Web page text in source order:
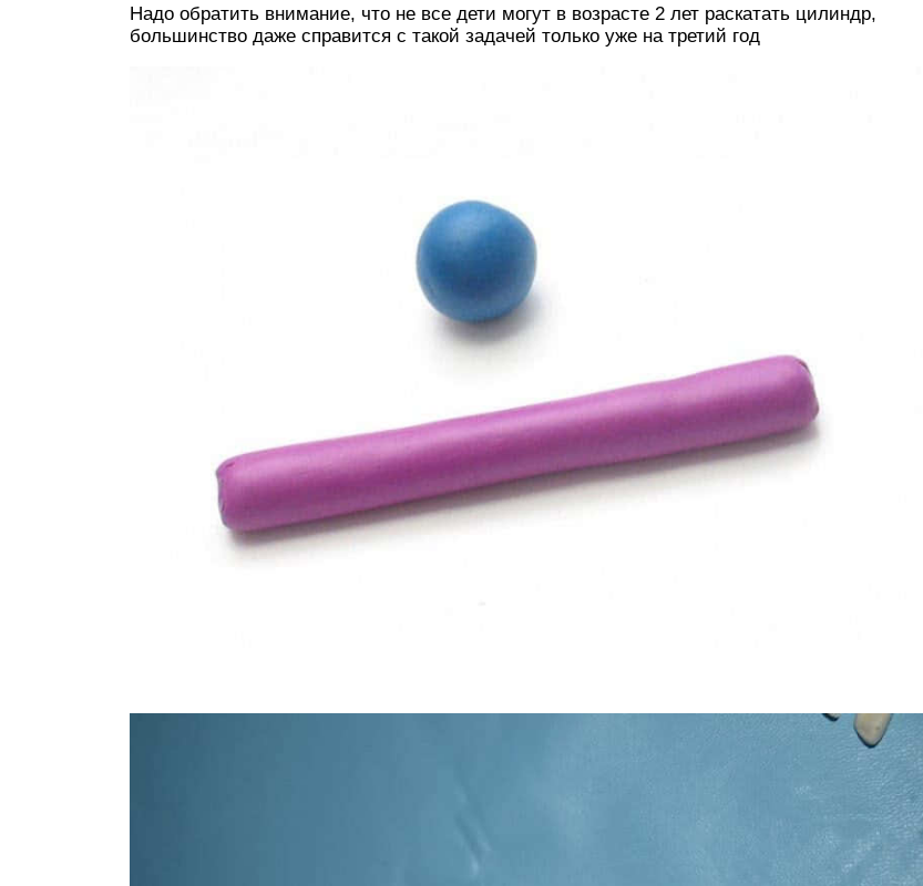
Надо обратить внимание, что не все дети могут в возрасте 2 лет раскатать цилиндр,
большинство даже справится с такой задачей только уже на третий год